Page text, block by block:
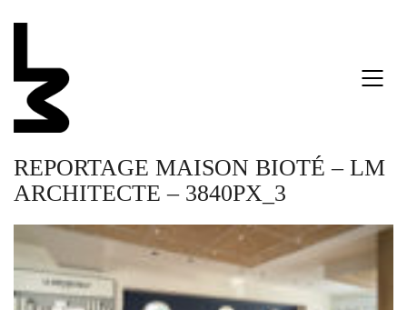
REPORTAGE MAISON BIOTÉ – LM
ARCHITECTE – 3840PX_3